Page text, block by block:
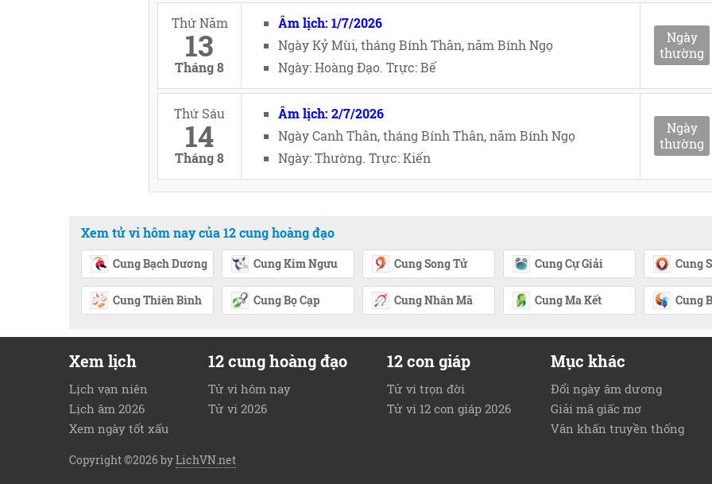
Thứ Năm
13
Tháng 8
Âm lịch: 1/7/2026
Ngày Kỷ Mùi, tháng Bính Thân, năm Bính Ngọ
Ngày: Hoàng Đạo. Trực: Bế
Ngày
thường
Thứ Sáu
14
Tháng 8
Âm lịch: 2/7/2026
Ngày Canh Thân, tháng Bính Thân, năm Bính Ngọ
Ngày: Thường. Trực: Kiến
Ngày
thường
Xem tử vi hôm nay của 12 cung hoàng đạo
Cung Bạch Dương Cung Kim Ngưu Cung Song Tử Cung Cự Giải Cung
Cung Thiên Bình Cung Bọ Cạp Cung Nhân Mã Cung Ma Kết Cung
Xem lịch
Lịch vạn niên
Lịch âm 2026
Xem ngày tốt xấu
12 cung hoàng đạo
Tử vi hôm nay
Tử vi 2026
12 con giáp
Tử vi trọn đời
Tử vi 12 con giáp 2026
Mục khác
Đổi ngày âm dương
Giải mã giấc mơ
Văn khấn truyền thống
Copyright ©2026 byLichVN.net